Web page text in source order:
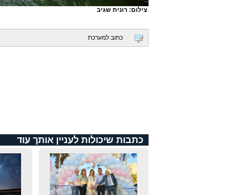
צילום: רונית שגיב
כתוב למערכת
כתבות שיכולות לעניין אותך עוד